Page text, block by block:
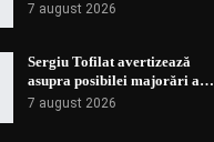
7 august 2026
Sergiu Tofilat avertizează
asupra posibilei majorări a…
7 august 2026